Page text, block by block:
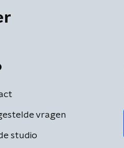
vragen
studio